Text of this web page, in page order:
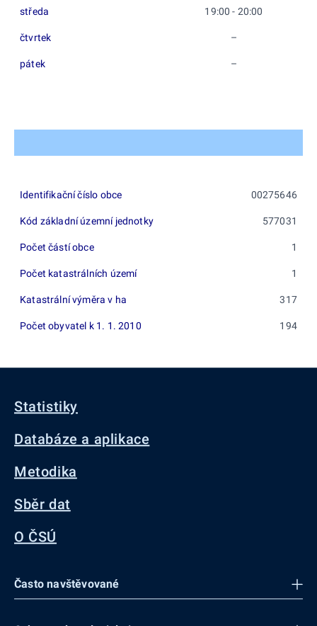
středa 19:00 - 20:00
čtvrtek –
pátek –
Identifikační číslo obce 00275646
Kód základní územní jednotky 577031
Počet částí obce 1
Počet katastrálních území 1
Katastrální výměra v ha 317
Počet obyvatel k 1. 1. 2010 194
Statistiky
Databáze a aplikace
Metodika
Sběr dat
O ČSÚ
Často navštěvované